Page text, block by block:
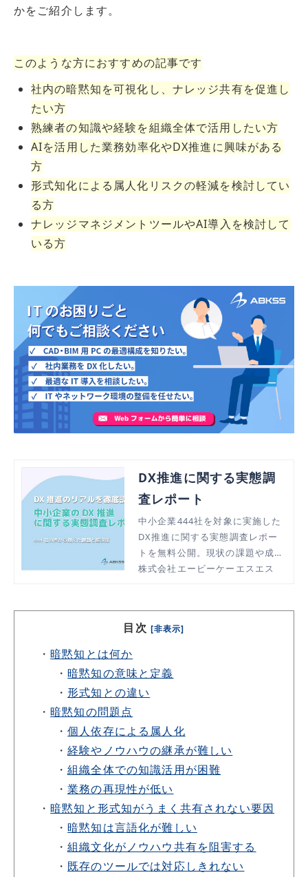
かをご紹介します。
このような方におすすめの記事です
社内の暗黙知を可視化し、ナレッジ共有を促進し
たい方
熟練者の知識や経験を組織全体で活用したい方
AIを活用した業務効率化やDX推進に興味がある
方
形式知化による属人化リスクの軽減を検討してい
る方
ナレッジマネジメントツールやAI導入を検討して
いる方
DX推進に関する実態調
査レポート
中小企業444社を対象に実施した
DX推進に関する実態調査レポー
トを無料公開。現状の課題や成功
のヒントをまとめた資料をダウン
株式会社エービーケーエスエス
目次 [非表示]
・暗黙知とは何か
・暗黙知の意味と定義
・形式知との違い
・暗黙知の問題点
・個人依存による属人化
・経験やノウハウの継承が難しい
・組織全体での知識活用が困難
・業務の再現性が低い
・暗黙知と形式知がうまく共有されない要因
・暗黙知は言語化が難しい
・組織文化がノウハウ共有を阻害する
・ 既存のツールでは対応しきれない